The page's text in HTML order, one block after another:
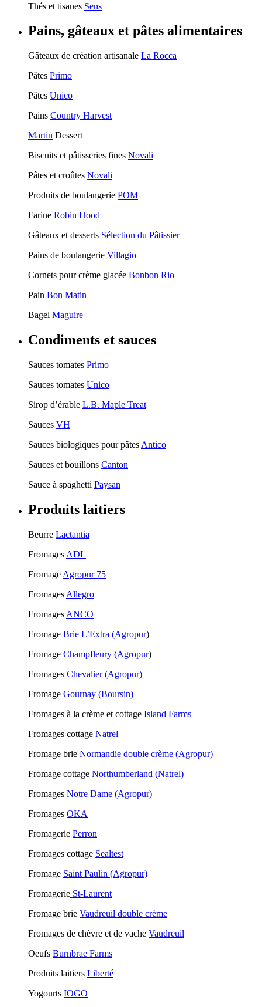
Thés et tisanes Sens
Pains, gâteaux et pâtes alimentaires
Gâteaux de création artisanale La Rocca
Pâtes Primo
Pâtes Unico
Pains Country Harvest
Martin Dessert
Biscuits et pâtisseries fines Novali
Pâtes et croûtes Novali
Produits de boulangerie POM
Farine Robin Hood
Gâteaux et desserts Sélection du Pâtissier
Pains de boulangerie Villagio
Cornets pour crème glacée Bonbon Rio
Pain Bon Matin
Bagel Maguire
Condiments et sauces
Sauces tomates Primo
Sauces tomates Unico
Sirop d’érable L.B. Maple Treat
Sauces VH
Sauces biologiques pour pâtes Antico
Sauces et bouillons Canton
Sauce à spaghetti Paysan
Produits laitiers
Beurre Lactantia
Fromages ADL
Fromage Agropur 75
Fromages Allegro
Fromages ANCO
Fromage Brie L’Extra (Agropur)
Fromage Champfleury (Agropur)
Fromages Chevalier (Agropur)
Fromage Gournay (Boursin)
Fromages à la crème et cottage Island Farms
Fromages cottage Natrel
Fromage brie Normandie double crème (Agropur)
Fromage cottage Northumberland (Natrel)
Fromages Notre Dame (Agropur)
Fromages OKA
Fromagerie Perron
Fromages cottage Sealtest
Fromage Saint Paulin (Agropur)
Fromagerie St-Laurent
Fromage brie Vaudreuil double crème
Fromages de chèvre et de vache Vaudreuil
Oeufs Burnbrae Farms
Produits laitiers Liberté
Yogourts IOGO